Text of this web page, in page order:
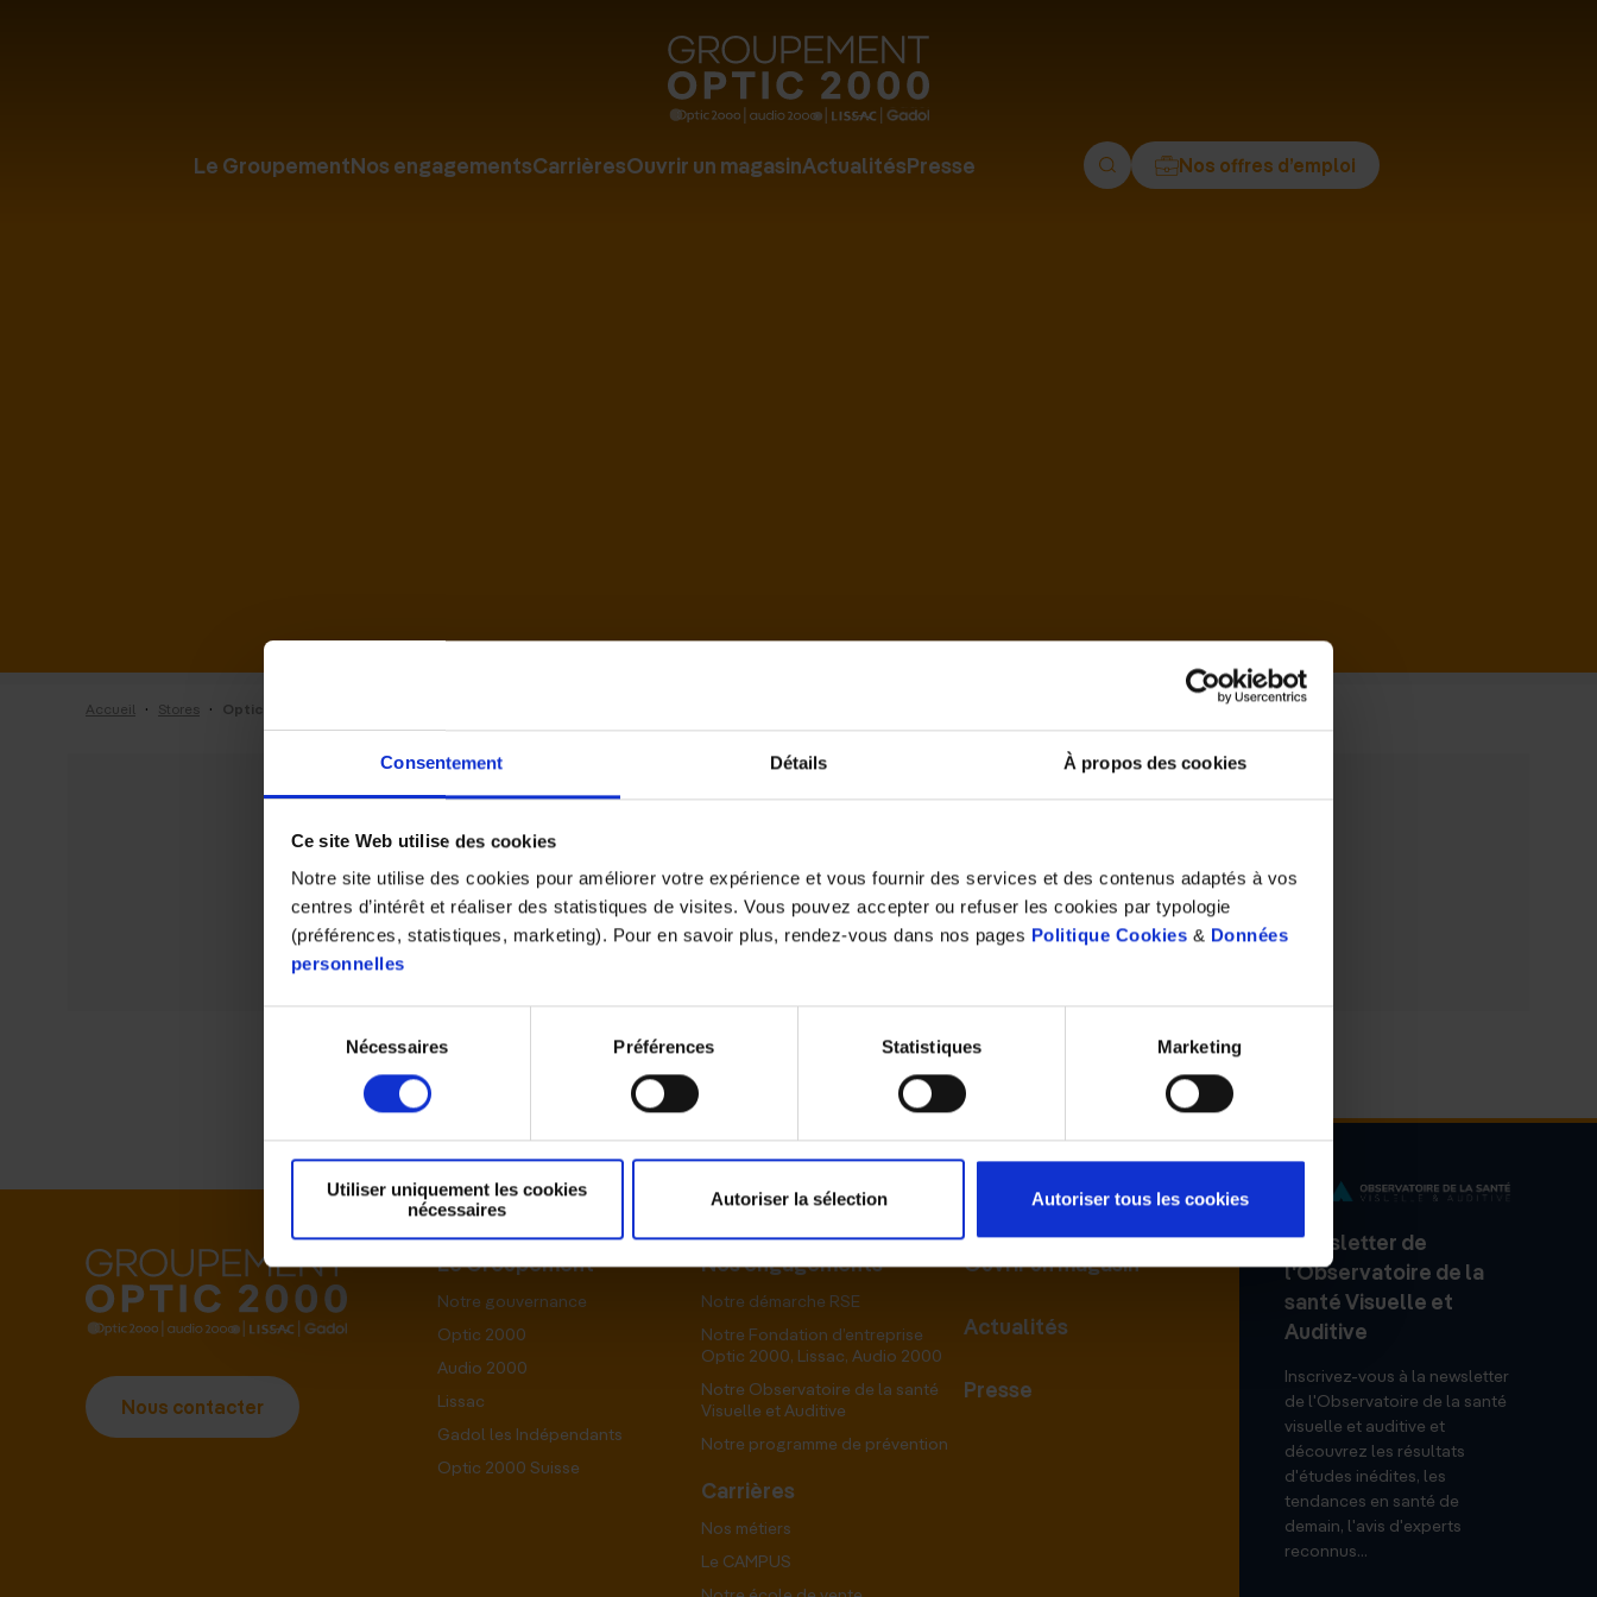
Consentement Détails À propos des cookies
Ce site Web utilise des cookies
Notre site utilise des cookies pour améliorer votre expérience et vous fournir des services et des contenus adaptés à vos
centres d’intérêt et réaliser des statistiques de visites. Vous pouvez accepter ou refuser les cookies par typologie
(préférences, statistiques, marketing). Pour en savoir plus, rendez-vous dans nos pages Politique Cookies & Données
personnelles
consentement
Nécessaires Préférences Statistiques Marketing
Utiliser uniquement les cookies
nécessaires
Autoriser la sélection Autoriser tous les cookies
Groupement
Optic
-
Le GroupementNos engagementsCarrièresOuvrir un magasinActualitésPresse Nos offres d’emploi
Accueil · Stores · Optic 2000 de Annecy
Nous contacter
Le Groupement
Notre gouvernance
Optic 2000
Audio 2000
Lissac
Gadol les Indépendants
Optic 2000 Suisse
Nos engagements
Notre démarche RSE
Notre Fondation d’entreprise
Optic 2000, Lissac, Audio 2000
Notre Observatoire de la santé
Visuelle et Auditive
Notre programme de prévention
Carrières
Nos métiers
Le CAMPUS
Ouvrir un magasin
Actualités
Presse
Newsletter de
l'Observatoire de la
santé Visuelle et
Auditive
Inscrivez-vous à la newsletter
de l'Observatoire de la santé
visuelle et auditive et
découvrez les résultats
d'études inédites, les
tendances en santé de
demain, l'avis d'experts
reconnus...